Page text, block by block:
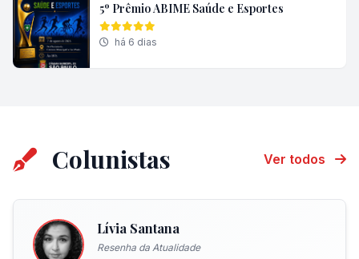
5º Prêmio ABIME Saúde e Esportes
há 6 dias
Colunistas Ver todos
Lívia Santana
Resenha da Atualidade